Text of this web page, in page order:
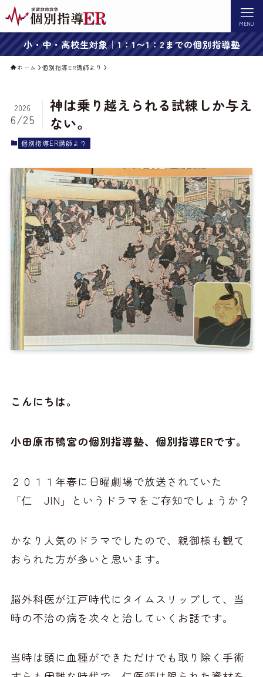
MENU
小・中・高校生対象｜1：1〜1：2までの個別指導塾
ホーム 個別指導ER講師より
神は乗り越えられる試練しか与え
ない。
2026
6/25
個別指導ER講師より
こんにちは。
小田原市鴨宮の個別指導塾、個別指導ERです。
２０１１年春に日曜劇場で放送されていた
「仁 JIN」というドラマをご存知でしょうか？
かなり人気のドラマでしたので、親御様も観て
おられた方が多いと思います。
脳外科医が江戸時代にタイムスリップして、当
時の不治の病を次々と治していくお話です。
当時は頭に血種ができただけでも取り除く手術